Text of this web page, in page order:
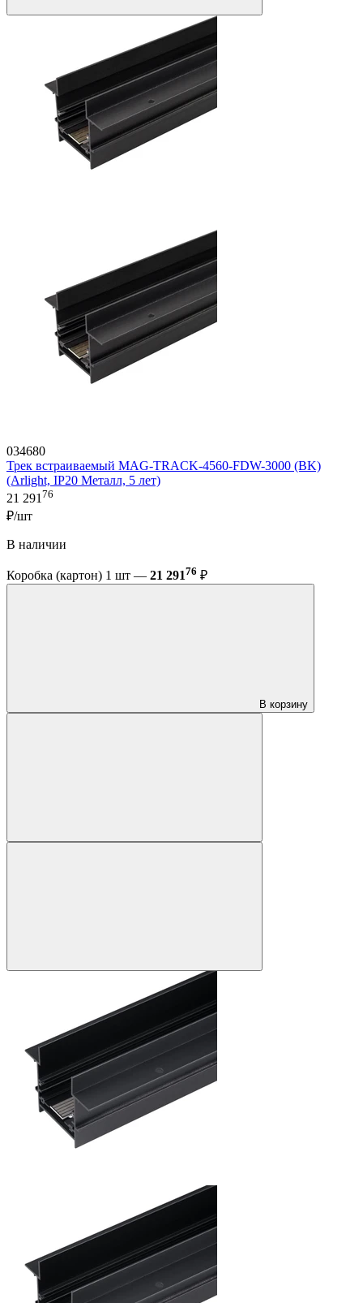
034680
Трек встраиваемый MAG-TRACK-4560-FDW-3000 (BK)
(Arlight, IP20 Металл, 5 лет)
21 29176
₽/шт
В наличии
Коробка (картон) 1 шт — 21 29176 ₽
В корзину